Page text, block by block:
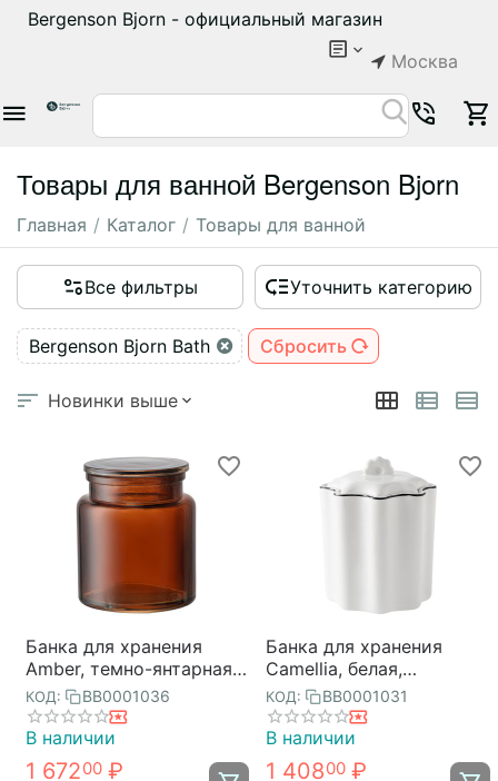
Bergenson Bjorn - официальный магазин
Москва
Товары для ванной Bergenson Bjorn
Главная / Каталог / Товары для ванной
Все фильтры Уточнить категорию
Bergenson Bjorn Bath Сбросить
Новинки выше
Банка для хранения
Amber, темно-янтарная,
Bergenson Bjorn Bath
КОД: BB0001036
В наличии
1 67200 ₽
Банка для хранения
Camellia, белая,
Bergenson Bjorn Bath
КОД: BB0001031
В наличии
1 40800 ₽